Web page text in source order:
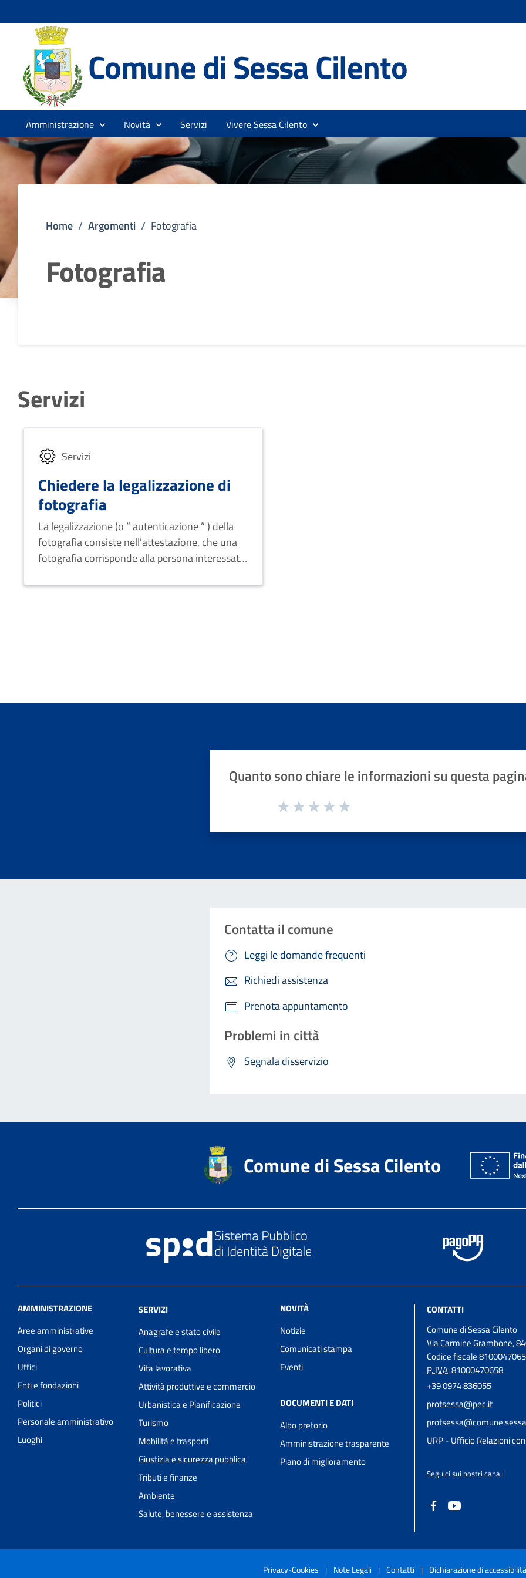
Comune di Sessa Cilento
Amministrazione Novità Servizi Vivere Sessa Cilento
Home / Argomenti / Fotografia
Fotografia
Servizi
Servizi
Chiedere la legalizzazione di
fotografia
La legalizzazione (o “ autenticazione ” ) della
fotografia consiste nell'attestazione, che una
fotografia corrisponde alla persona interessata.
Quanto sono chiare le informazioni su questa
Valuta da 1 a 5 stelle la pagina
Contatta il comune
Leggi le domande frequenti
Richiedi assistenza
Prenota appuntamento
Problemi in città
Segnala disservizio
Comune di Sessa Cilento
AMMINISTRAZIONE
Aree amministrative
Organi di governo
Uffici
Enti e fondazioni
Politici
Personale amministrativo
Luoghi
SERVIZI
Anagrafe e stato civile
Cultura e tempo libero
Vita lavorativa
Attività produttive e commercio
Urbanistica e Pianificazione
Turismo
Mobilità e trasporti
Giustizia e sicurezza pubblica
Tributi e finanze
Ambiente
Salute, benessere e assistenza
NOVITÀ
Notizie
Comunicati stampa
Eventi
DOCUMENTI E DATI
Albo pretorio
Amministrazione trasparente
Piano di miglioramento
CONTATTI
Comune di Sessa Cilento
Via Carmine Grambone,
Codice fiscale
P. IVA:81000470658
+39 0974 836055
protsessa@pec.it
URP - Ufficio Relazioni
Seguici sui nostri canali
Privacy-Cookies | Note Legali | Contatti | Dichiarazione di accessibilità